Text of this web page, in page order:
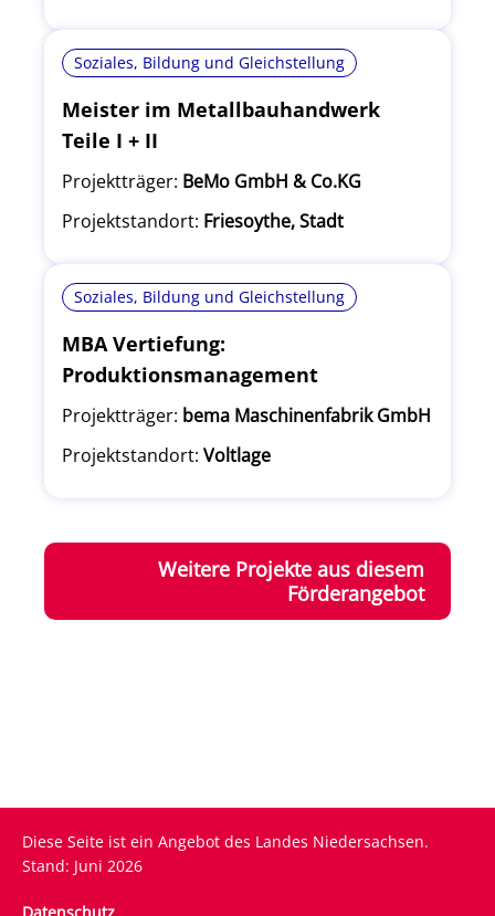
Soziales, Bildung und Gleichstellung
Meister im Metallbauhandwerk
Teile I + II
Projektträger: BeMo GmbH & Co.KG
Projektstandort: Friesoythe, Stadt
Soziales, Bildung und Gleichstellung
MBA Vertiefung:
Produktionsmanagement
Projektträger: bema Maschinenfabrik GmbH
Projektstandort: Voltlage
Weitere Projekte aus diesem
Förderangebot
Diese Seite ist ein Angebot des Landes Niedersachsen.
Stand: Juni 2026